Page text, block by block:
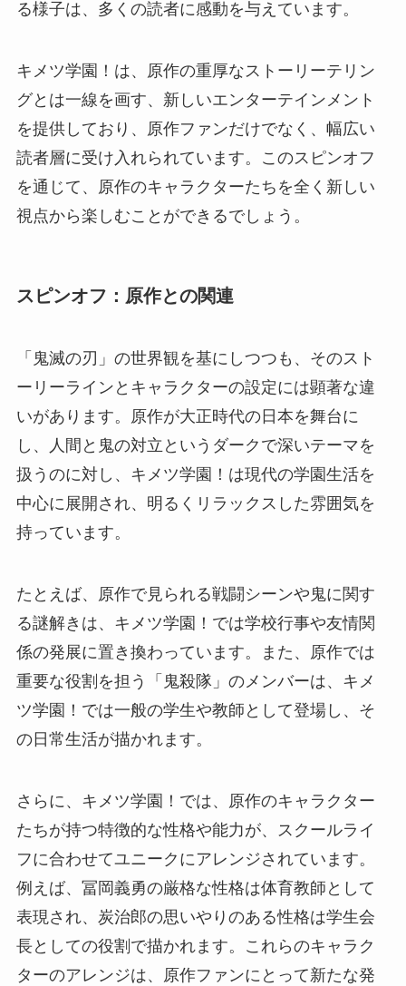
る様子は、多くの読者に感動を与えています。
キメツ学園！は、原作の重厚なストーリーテリン
グとは一線を画す、新しいエンターテインメント
を提供しており、原作ファンだけでなく、幅広い
読者層に受け入れられています。このスピンオフ
を通じて、原作のキャラクターたちを全く新しい
視点から楽しむことができるでしょう。
スピンオフ：原作との関連
「鬼滅の刃」の世界観を基にしつつも、そのスト
ーリーラインとキャラクターの設定には顕著な違
いがあります。原作が大正時代の日本を舞台に
し、人間と鬼の対立というダークで深いテーマを
扱うのに対し、キメツ学園！は現代の学園生活を
中心に展開され、明るくリラックスした雰囲気を
持っています。
たとえば、原作で見られる戦闘シーンや鬼に関す
る謎解きは、キメツ学園！では学校行事や友情関
係の発展に置き換わっています。また、原作では
重要な役割を担う「鬼殺隊」のメンバーは、キメ
ツ学園！では一般の学生や教師として登場し、そ
の日常生活が描かれます。
さらに、キメツ学園！では、原作のキャラクター
たちが持つ特徴的な性格や能力が、スクールライ
フに合わせてユニークにアレンジされています。
例えば、冨岡義勇の厳格な性格は体育教師として
表現され、炭治郎の思いやりのある性格は学生会
長としての役割で描かれます。これらのキャラク
ターのアレンジは、原作ファンにとって新たな発